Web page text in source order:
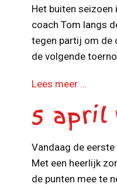
Het buiten
coach Tom langs
tegen partij om de
de volgende
Lees meer …
5 april
Vandaag de
Met een heerlijk
de punten mee te